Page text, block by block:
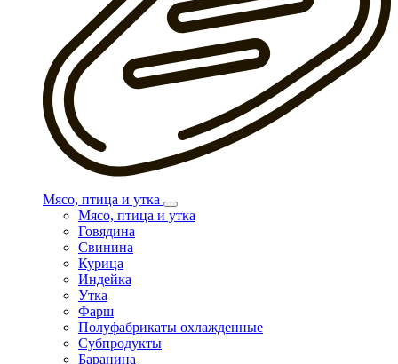
Мясо, птица и утка
Мясо, птица и утка
Говядина
Свинина
Курица
Индейка
Утка
Фарш
Полуфабрикаты охлажденные
Субпродукты
Баранина